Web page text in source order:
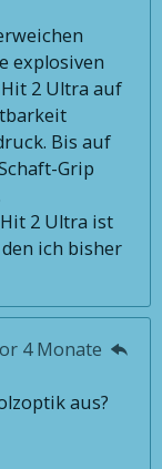
explosiven
2 Ultra auf
Bis auf
Grip
2 Ultra ist
ich bisher
4 Monate
aus?